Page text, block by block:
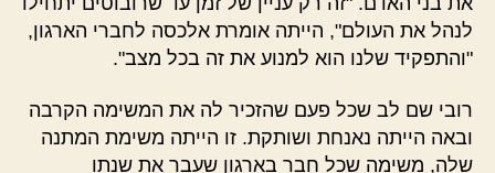
לנהל את העולם", הייתה אומרת אלכסה לחברי הארגון,
"והתפקיד שלנו הוא למנוע את זה בכל מצב".
רובי שם לב שכל פעם שהזכיר לה את המשימה הקרבה
ובאה הייתה נאנחת ושותקת. זו הייתה משימת המתנה
שלה, משימה שכל חבר בארגון שעבר את שנתו